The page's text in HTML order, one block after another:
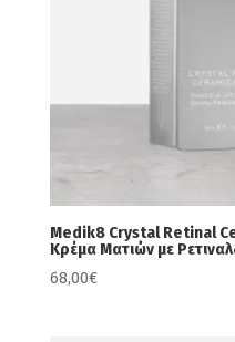
Medik8 Crystal Retinal
Κρέμα Ματιών με
68,00€